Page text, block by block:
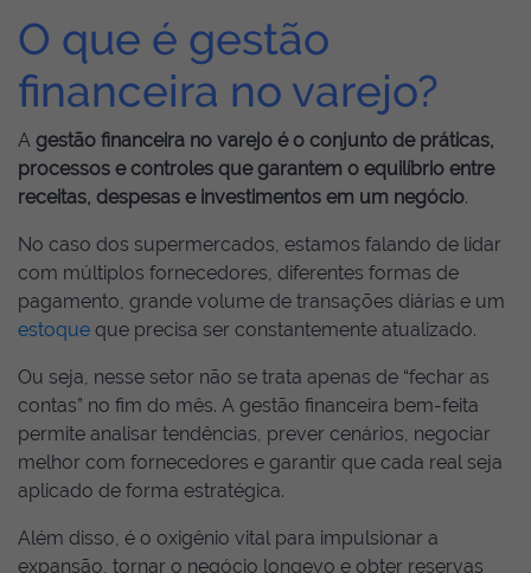
O que é gestão
financeira no varejo?
A gestão financeira no varejo é o conjunto de práticas,
processos e controles que garantem o equilíbrio entre
receitas, despesas e investimentos em um negócio.
No caso dos supermercados, estamos falando de lidar
com múltiplos fornecedores, diferentes formas de
pagamento, grande volume de transações diárias e um
estoque que precisa ser constantemente atualizado.
Ou seja, nesse setor não se trata apenas de “fechar as
contas” no fim do mês. A gestão financeira bem-feita
permite analisar tendências, prever cenários, negociar
melhor com fornecedores e garantir que cada real seja
aplicado de forma estratégica.
Além disso, é o oxigênio vital para impulsionar a
expansão, tornar o negócio longevo e obter reservas